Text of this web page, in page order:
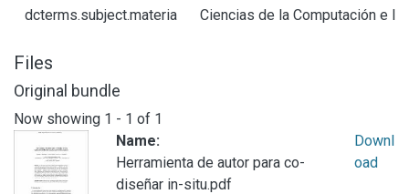
dcterms.subject.materia Ciencias de la Computación e
Files
Original bundle
Now showing 1 - 1 of 1
Name:
Herramienta de autor para co-
diseñar in-situ.pdf
Downl
oad